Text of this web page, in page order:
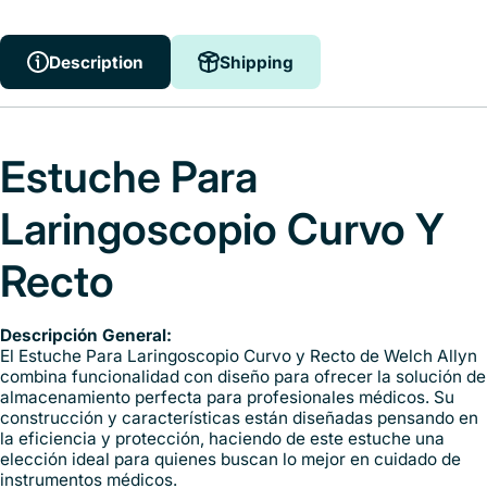
Description Shipping
Estuche Para
Laringoscopio Curvo Y
Recto
Descripción General:
El Estuche Para Laringoscopio Curvo y Recto de Welch Allyn
combina funcionalidad con diseño para ofrecer la solución de
almacenamiento perfecta para profesionales médicos. Su
construcción y características están diseñadas pensando en
la eficiencia y protección, haciendo de este estuche una
elección ideal para quienes buscan lo mejor en cuidado de
instrumentos médicos.